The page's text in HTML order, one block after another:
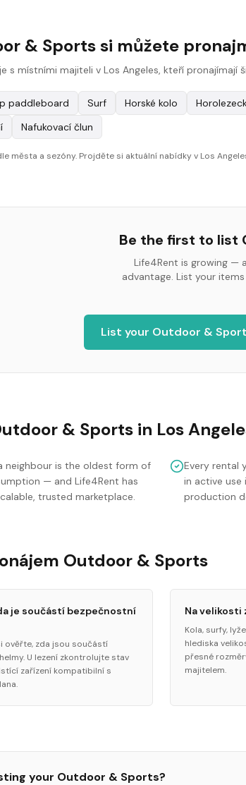
& Sports si můžete
s místními majiteli v Los Angeles, kteří
paddleboard Surf Horské kolo
Nafukovací člun
města a sezóny. Projděte si aktuální nabídky v Los
Be the first to list
Life4Rent is growing —
advantage. List your
List your Outdoor &
& Sports in Los
neighbour is the oldest form of
— and Life4Rent has
trusted marketplace.
Every rental
in active use
production
Outdoor & Sports
je součástí bezpečnostní
ověřte, zda jsou součástí
U lezení zkontrolujte stav
zařízení kompatibilní s
Na velikosti
Kola, surfy,
hlediska
přesné
majitelem.
your Outdoor & Sports?